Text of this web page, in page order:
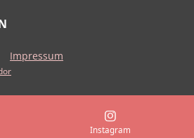
Impressum
Instagram